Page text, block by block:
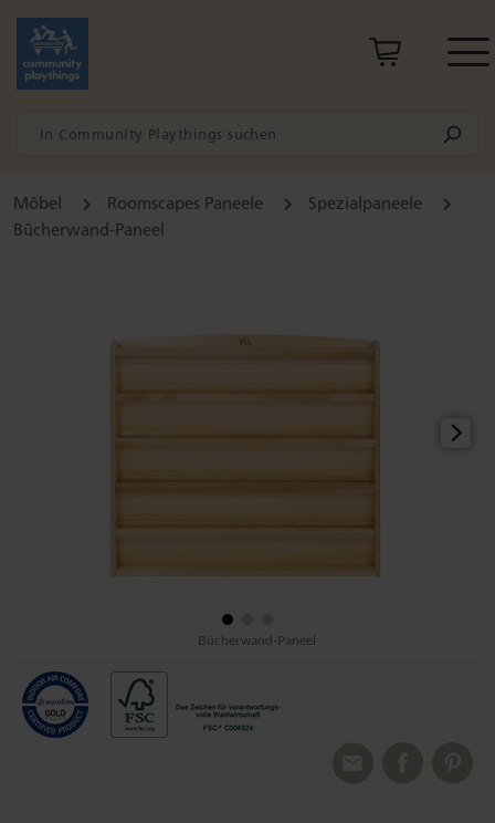
Möbel Roomscapes Paneele
Spezialpaneele
Bücherwand-Paneel
Bücherwand-Paneel